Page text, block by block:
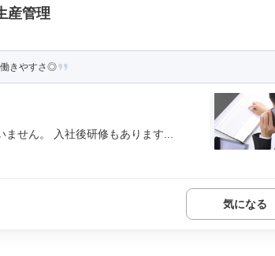
産管理
働きやすさ◎
せん。 入社後研修もあります...
気になる